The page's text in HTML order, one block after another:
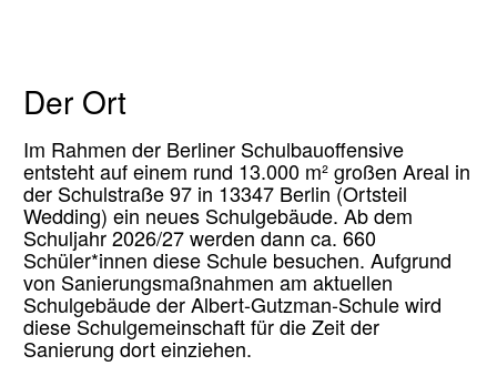
Der Ort
Im Rahmen der Berliner Schulbauoffensive
entsteht auf einem rund 13.000 m² großen Areal in
der Schulstraße 97 in 13347 Berlin (Ortsteil
Wedding) ein neues Schulgebäude. Ab dem
Schuljahr 2026/27 werden dann ca. 660
Schüler*innen diese Schule besuchen. Aufgrund
von Sanierungsmaßnahmen am aktuellen
Schulgebäude der Albert-Gutzman-Schule wird
diese Schulgemeinschaft für die Zeit der
Sanierung dort einziehen.